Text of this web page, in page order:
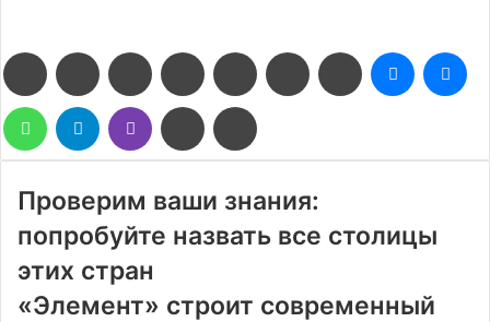
FacebookTwitter LinkedIn Pinterest Reddit ВконтактеОдноклассники
Messenger
WhatsAppTelegram Viber
Поделиться
через
электронную
Проверим ваши знания:
попробуйте назвать все столицы
этих стран
«Элемент» строит современный